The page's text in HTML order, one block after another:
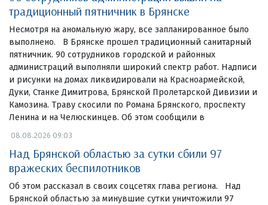
традиционный пятничник в Брянске
Несмотря на аномальную жару, все запланированное было
выполнено. В Брянске прошел традиционный санитарный
пятничник. 90 сотрудников городской и районных
администраций выполняли широкий спектр работ. Надписи
и рисунки на домах ликвидировали на Красноармейской,
Дуки, Станке Димитрова, Брянской Пролетарской Дивизии и
Камозина. Траву скосили по Романа Брянского, проспекту
Ленина и на Челюскинцев. Об этом сообщили в
08.08.2026 09:03
Над Брянской областью за сутки сбили 97
вражеских беспилотников
Об этом рассказал в своих соцсетях глава региона. Над
Брянской областью за минувшие сутки уничтожили 97